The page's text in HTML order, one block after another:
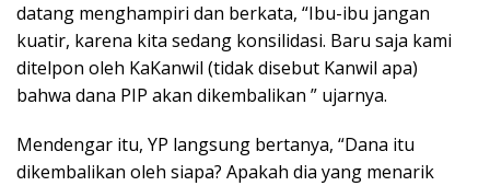
datang menghampiri dan berkata, “Ibu-ibu jangan
kuatir, karena kita sedang konsilidasi. Baru saja kami
ditelpon oleh KaKanwil (tidak disebut Kanwil apa)
bahwa dana PIP akan dikembalikan ” ujarnya.
Mendengar itu, YP langsung bertanya, “Dana itu
dikembalikan oleh siapa? Apakah dia yang menarik